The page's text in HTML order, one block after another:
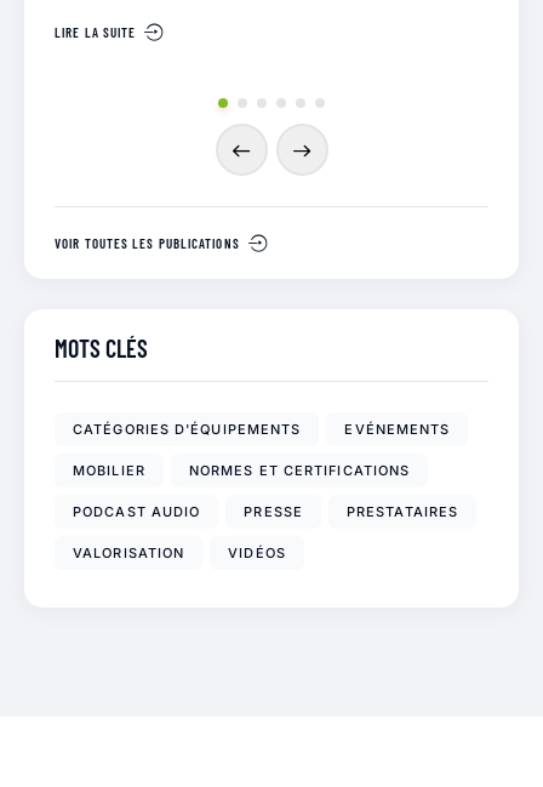
VOIR TOUTES LES PUBLICATIONS
MOTS CLÉS
CATÉGORIES D'ÉQUIPEMENTS EVÉNEMENTS
MOBILIER NORMES ET CERTIFICATIONS
PODCAST AUDIO PRESSE PRESTATAIRES
VALORISATION VIDÉOS